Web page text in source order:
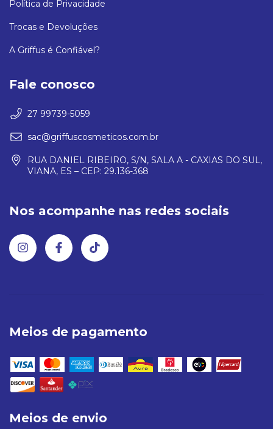
Política de Privacidade
Trocas e Devoluções
A Griffus é Confiável?
Fale conosco
27 99739-5059
sac@griffuscosmeticos.com.br
RUA DANIEL RIBEIRO, S/N, SALA A - CAXIAS DO SUL,
VIANA, ES – CEP: 29.136-368
Nos acompanhe nas redes sociais
Meios de pagamento
Meios de envio